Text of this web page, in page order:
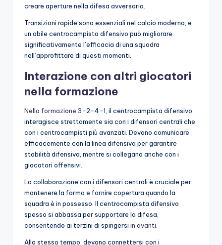
creare aperture nella difesa avversaria.
Transizioni rapide sono essenziali nel calcio moderno, e
un abile centrocampista difensivo può migliorare
significativamente l’efficacia di una squadra
nell’approfittare di questi momenti.
Interazione con altri giocatori
nella formazione
Nella formazione 3-2-4-1, il centrocampista difensivo
interagisce strettamente sia con i difensori centrali che
con i centrocampisti più avanzati. Devono comunicare
efficacemente con la linea difensiva per garantire
stabilità difensiva, mentre si collegano anche con i
giocatori offensivi.
La collaborazione con i difensori centrali è cruciale per
mantenere la forma e fornire copertura quando la
squadra è in possesso. Il centrocampista difensivo
spesso si abbassa per supportare la difesa,
consentendo ai terzini di spingersi in avanti
Allo stesso tempo, devono connettersi con i